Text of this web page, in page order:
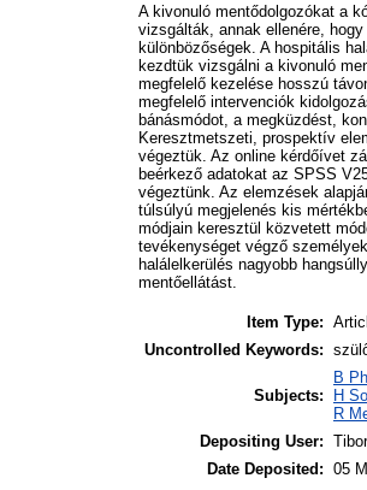
A kivonuló mentődolgozókat a
vizsgálták, annak ellenére,
különbözőségek. A hospitális
kezdtük vizsgálni a kivonuló
megfelelő kezelése hosszú
megfelelő intervenciók
bánásmódot, a megküzdést,
Keresztmetszeti, prospektív
végeztük. Az online kérdőívet
beérkező adatokat az SPSS
végeztünk. Az elemzések
túlsúlyú megjelenés kis
módjain keresztül közvetett
tevékenységet végző
halálelkerülés nagyobb
mentőellátást.
Item Type:
Uncontrolled Keywords:
Subjects:
B
H
R
Depositing User:
Date Deposited: 05